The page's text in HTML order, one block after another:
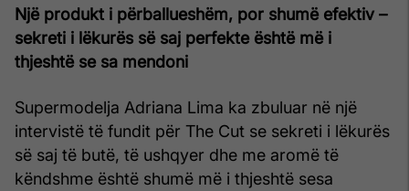
Një produkt i përballueshëm, por shumë efektiv –
sekreti i lëkurës së saj perfekte është më i
thjeshtë se sa mendoni
Supermodelja Adriana Lima ka zbuluar në një
intervistë të fundit për The Cut se sekreti i lëkurës
së saj të butë, të ushqyer dhe me aromë të
këndshme është shumë më i thjeshtë sesa